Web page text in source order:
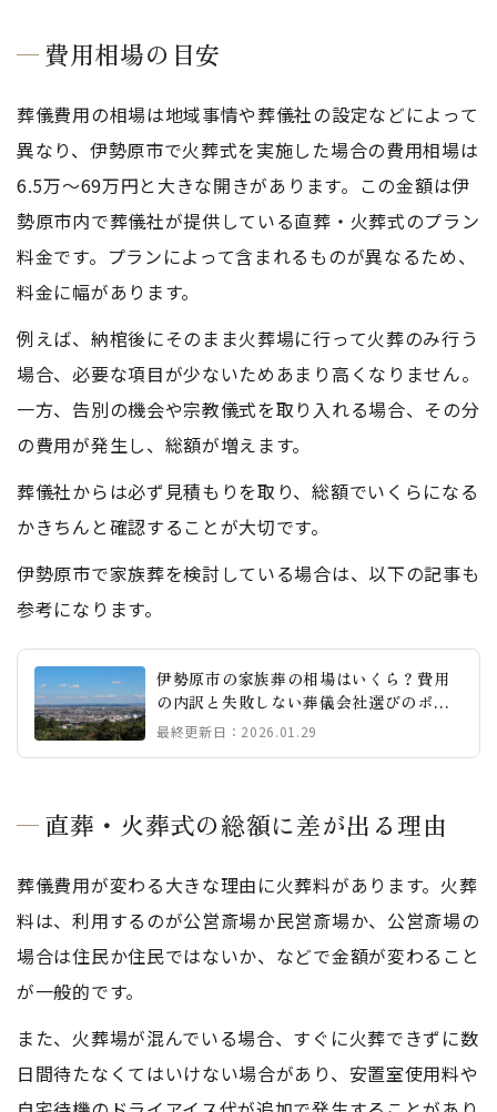
費用相場の目安
葬儀費用の相場は地域事情や葬儀社の設定などによって
異なり、伊勢原市で火葬式を実施した場合の費用相場は
6.5万～69万円と大きな開きがあります。この金額は伊
勢原市内で葬儀社が提供している直葬・火葬式のプラン
料金です。プランによって含まれるものが異なるため、
料金に幅があります。
例えば、納棺後にそのまま火葬場に行って火葬のみ行う
場合、必要な項目が少ないためあまり高くなりません。
一方、告別の機会や宗教儀式を取り入れる場合、その分
の費用が発生し、総額が増えます。
葬儀社からは必ず見積もりを取り、総額でいくらになる
かきちんと確認することが大切です。
伊勢原市で家族葬を検討している場合は、以下の記事も
参考になります。
伊勢原市の家族葬の相場はいくら？費用
の内訳と失敗しない葬儀会社選びのポイ
ント
最終更新日：2026.01.29
直葬・火葬式の総額に差が出る理由
葬儀費用が変わる大きな理由に火葬料があります。火葬
料は、利用するのが公営斎場か民営斎場か、公営斎場の
場合は住民か住民ではないか、などで金額が変わること
が一般的です。
また、火葬場が混んでいる場合、すぐに火葬できずに数
日間待たなくてはいけない場合があり、安置室使用料や